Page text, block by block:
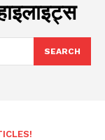
SEARCH